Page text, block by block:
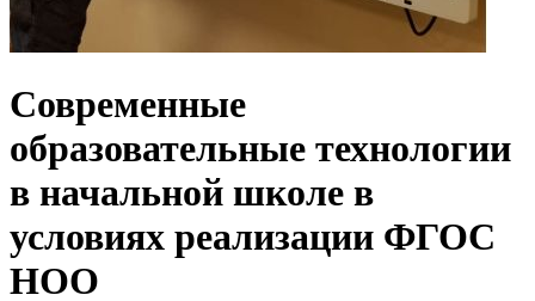
Современные
образовательные технологии
в начальной школе в
условиях реализации ФГОС
НОО